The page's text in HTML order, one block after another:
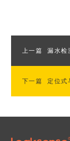
上一篇 漏水检
选！
下一篇 定位式